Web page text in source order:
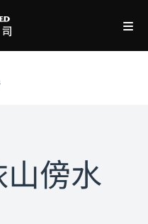
傍水